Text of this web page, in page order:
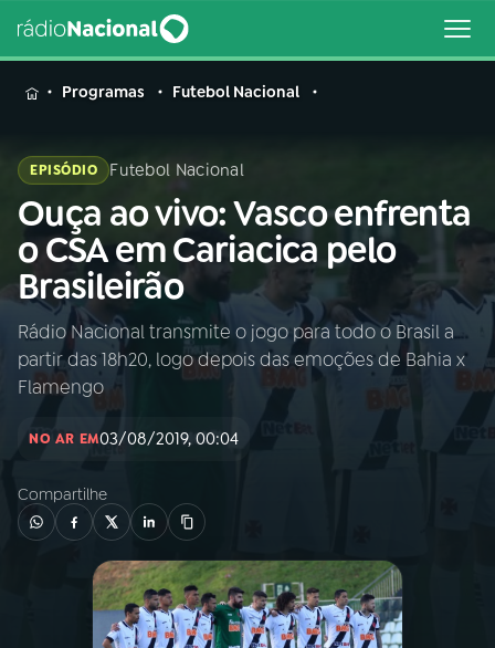
MENU
Buscar
na
Rádio
Nacional
Buscar
AO VIVO
01INÍCIO
PROGRAMAS
Programas Futebol Nacional
EPISÓDIO Futebol Nacional
Ouça ao vivo: Vasco enfrenta
o CSA em Cariacica pelo
Brasileirão
Rádio Nacional transmite o jogo para todo o Brasil a
partir das 18h20, logo depois das emoções de Bahia x
Flamengo
NO AR EM03/08/2019, 00:04
Compartilhe